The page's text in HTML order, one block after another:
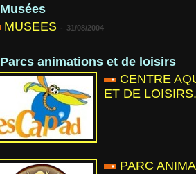
Musées
MUSEES - 31/08/2004
Parcs animations et de loisirs
CENTRE
ET DE LOISIRS.
PARC